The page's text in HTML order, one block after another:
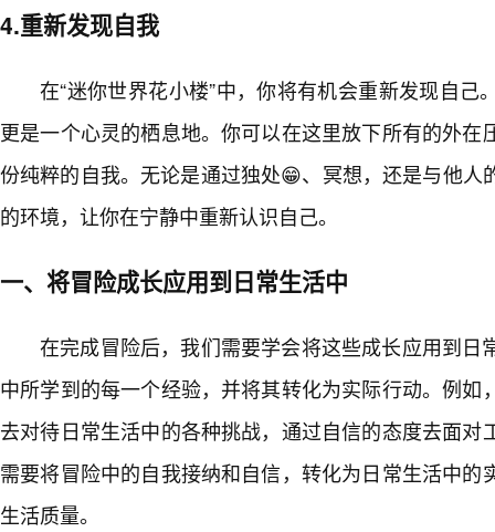
4.重新发现自我
在“迷你世界花小楼”中，你将有机会重新发现自己
更是一个心灵的栖息地。你可以在这里放下所有的外在
份纯粹的自我。无论是通过独处😁、冥想，还是与他人
的环境，让你在宁静中重新认识自己。
一、将冒险成长应用到日常生活中
在完成冒险后，我们需要学会将这些成长应用到日
中所学到的每一个经验，并将其转化为实际行动。例如
去对待日常生活中的各种挑战，通过自信的态度去面对
需要将冒险中的自我接纳和自信，转化为日常生活中的
生活质量。